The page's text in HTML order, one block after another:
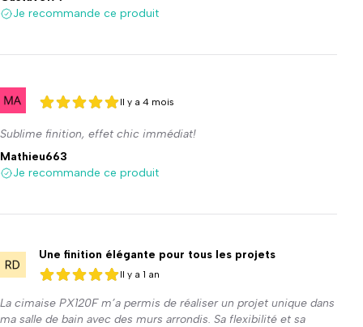
Je recommande ce produit
5 sur 5
5 sur 5
Il y a 4 mois
Sublime finition, effet chic immédiat!
Mathieu663
Je recommande ce produit
Une finition élégante pour tous les projets
5 sur 5
5 sur 5
Il y a 1 an
La cimaise PX120F m’a permis de réaliser un projet unique dans
ma salle de bain avec des murs arrondis. Sa flexibilité et sa